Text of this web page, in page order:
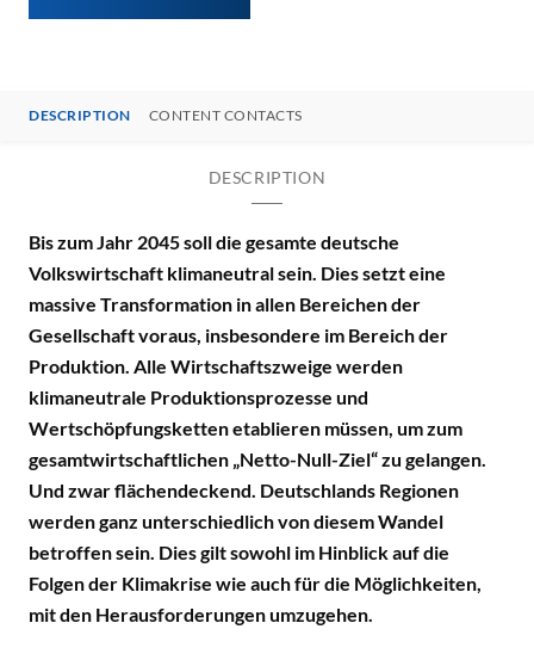
DESCRIPTION CONTENT CONTACTS
DESCRIPTION
Bis zum Jahr 2045 soll die gesamte deutsche
Volkswirtschaft klimaneutral sein. Dies setzt eine
massive Transformation in allen Bereichen der
Gesellschaft voraus, insbesondere im Bereich der
Produktion. Alle Wirtschaftszweige werden
klimaneutrale Produktionsprozesse und
Wertschöpfungsketten etablieren müssen, um zum
gesamtwirtschaftlichen „Netto-Null-Ziel“ zu gelangen.
Und zwar flächendeckend. Deutschlands Regionen
werden ganz unterschiedlich von diesem Wandel
betroffen sein. Dies gilt sowohl im Hinblick auf die
Folgen der Klimakrise wie auch für die Möglichkeiten,
mit den Herausforderungen umzugehen.